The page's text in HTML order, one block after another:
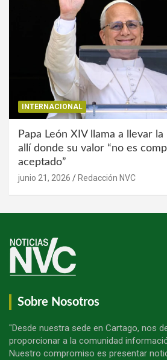
INTERNACIONAL
Papa León XIV llama a llevar
allí donde su valor “no es
aceptado”
junio 21, 2026 Redacción NVC
Sobre Nosotros
"Desde nuestra sede en Cartago, nos
proporcionar a la comunidad
Nuestro compromiso es presentar